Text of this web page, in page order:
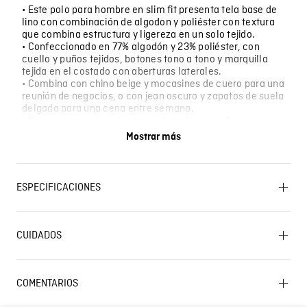
• Este polo para hombre en slim fit presenta tela base de
lino con combinación de algodon y poliéster con textura
que combina estructura y ligereza en un solo tejido.
• Confeccionado en 77% algodón y 23% poliéster, con
cuello y puños tejidos, botones tono a tono y marquilla
tejida en el costado con aberturas laterales.
• Combina con chino beige y mocasines de cuero para una
reunión de negocios, o con jean oscuro y zapatos de suela
delgada para una cena entre semana.
clima cálido, salidas de viernes por la tarde o
Mostrar más
ESPECIFICACIONES
OTROS: No planchar los accesorios. OTROS: Lavar por el
revés. OTROS: Planchar solo por el revés. OTROS: Lavar
temperatura máxima de la base de 110 ºC, sin vapor.
SECADO: Secado en tendedero a la sombra.
CUIDADOS
COMENTARIOS